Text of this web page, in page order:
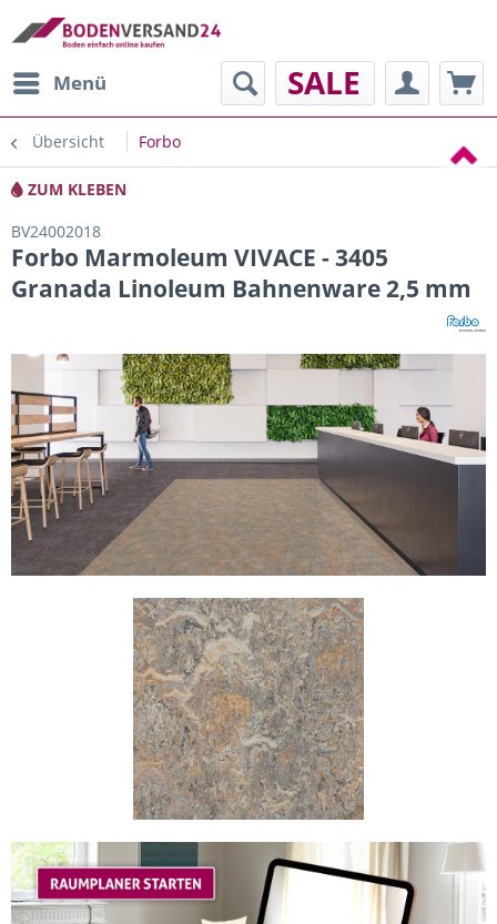
Menü SALE
Übersicht Forbo
ZUM KLEBEN
BV24002018
Forbo Marmoleum VIVACE - 3405
Granada Linoleum Bahnenware 2,5 mm